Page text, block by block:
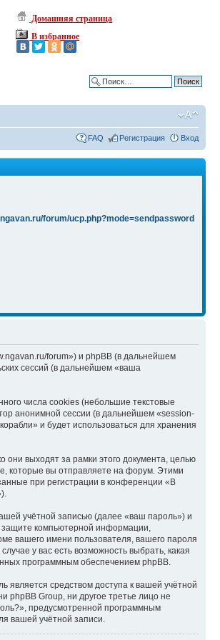
Домашняя страница
В избранное
FAQ Регистрация Вход
forum/ucp.php?mode=sendpassword
forum») и phpBB (в дальнейшем
сессий (в дальнейшем «ваша
числа cookies (небольшие текстовые
анонимной сессии (в дальнейшем «session-
и будет использоваться для хранения
выходят за рамки этого документа, целью
которые вы отправляете на форум. Этими
при регистрации в конференции «В
учётной записью (далее «ваш пароль») и
компьютерной информации,
вашего имени пользователя, вашего пароля
у вас есть возможность выбрать, какая
программным обеспечением phpBB.
средством доступа к вашей учётной
phpBB Group, ни другое третье лицо не
предусмотренной программным
вашей учётной записи.